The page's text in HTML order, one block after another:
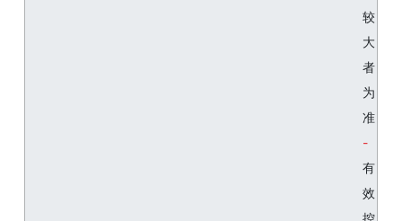
较
大
者
为
准
有
效
控